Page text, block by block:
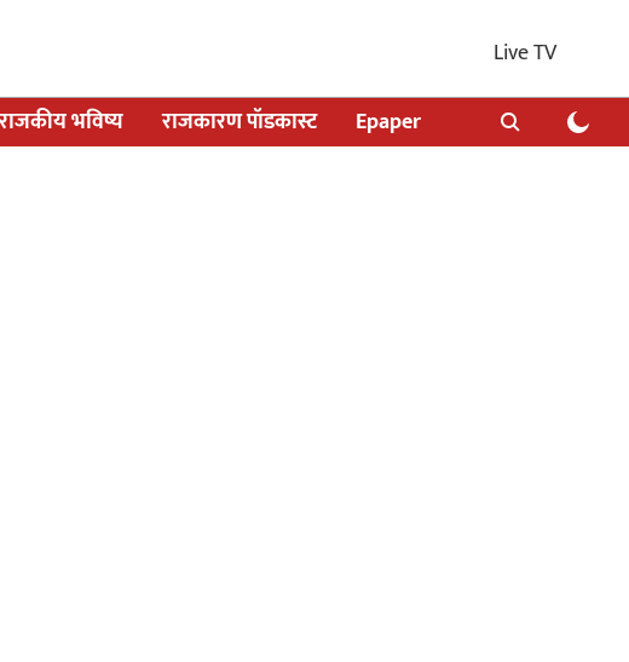
Live TV
भविष्य राजकारण पॉडकास्ट Epaper